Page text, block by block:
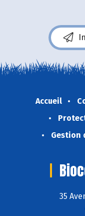
Accueil
Gestion
35